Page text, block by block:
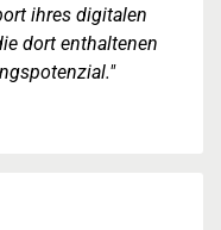
ihres digitalen
dort enthaltenen